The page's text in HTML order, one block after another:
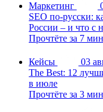
Маркетинг
SEO по-русски:
России – и что с
Прочтёте за 7
Кейсы
03
The Best: 12
в июле
Прочтёте за 3